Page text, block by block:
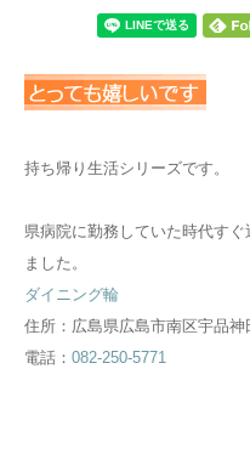
持ち帰り生活シリーズです。
県病院に勤務していた時代す
ました。
ダイニング輪
住所： 広島県広島市南区宇品神
電話： 082-250-5771